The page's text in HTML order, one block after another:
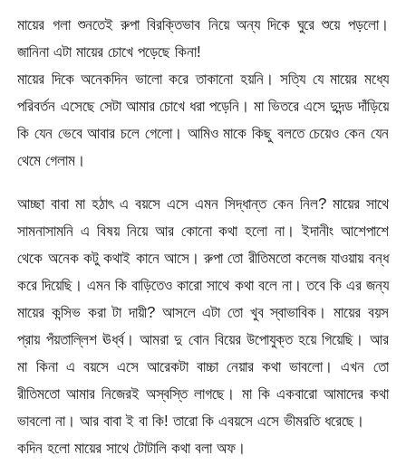
মায়ের গলা শুনতেই রুপা বিরক্তিভাব নিয়ে অন্য দিকে ঘুরে শুয়ে পড়লো।
জানিনা এটা মায়ের চোখে পড়েছে কিনা!
মায়ের দিকে অনেকদিন ভালো করে তাকানো হয়নি। সত্যি যে মায়ের মধ্যে
পরিবর্তন এসেছে সেটা আমার চোখে ধরা পড়েনি। মা ভিতরে এসে দুদন্ড দাঁড়িয়ে
কি যেন ভেবে আবার চলে গেলো। আমিও মাকে কিছু বলতে চেয়েও কেন যেন
থেমে গেলাম।
আচ্ছা বাবা মা হঠাৎ এ বয়সে এসে এমন সিদ্ধান্ত কেন নিল? মায়ের সাথে
সামনাসামনি এ বিষয় নিয়ে আর কোনো কথা হলো না। ইদানীং আশেপাশে
থেকে অনেক কটু কথাই কানে আসে। রুপা তো রীতিমতো কলেজ যাওয়ায় বন্ধ
করে দিয়েছি। এমন কি বাড়িতেও কারো সাথে কথা বলে না। তবে কি এর জন্য
মায়ের কন্সিভ করা টা দায়ী? আসলে এটা তো খুব স্বাভাবিক। মায়ের বয়স
প্রায় পঁয়তাল্লিশ ঊর্ধ্ব। আমরা দু বোন বিয়ের উপোযুক্ত হয়ে গিয়েছি। আর
মা কিনা এ বয়সে এসে আরেকটা বাচ্চা নেয়ার কথা ভাবলো। এখন তো
রীতিমতো আমার নিজেরই অস্বস্তি লাগছে। মা কি একবারো আমাদের কথা
ভাবলো না। আর বাবা ই বা কি! তারো কি এবয়সে এসে ভীমরতি ধরেছে।
কদিন হলো মায়ের সাথে টোটালি কথা বলা অফ।